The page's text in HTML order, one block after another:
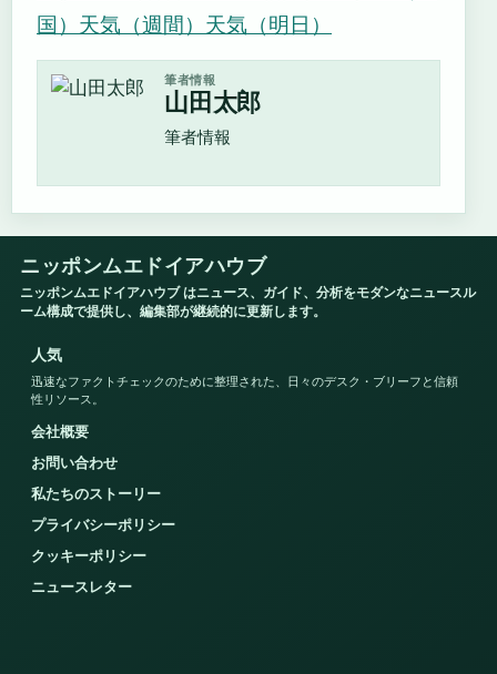
国） 天気（週間） 天気（明日）
筆者情報
山田太郎
筆者情報
ニッポンムエドイアハウブ
ニッポンムエドイアハウブ はニュース、ガイド、分析をモダンなニュースル
ーム構成で提供し、編集部が継続的に更新します。
人気
迅速なファクトチェックのために整理された、日々のデスク・ブリーフと信頼
性リソース。
会社概要
お問い合わせ
私たちのストーリー
プライバシーポリシー
クッキーポリシー
ニュースレター